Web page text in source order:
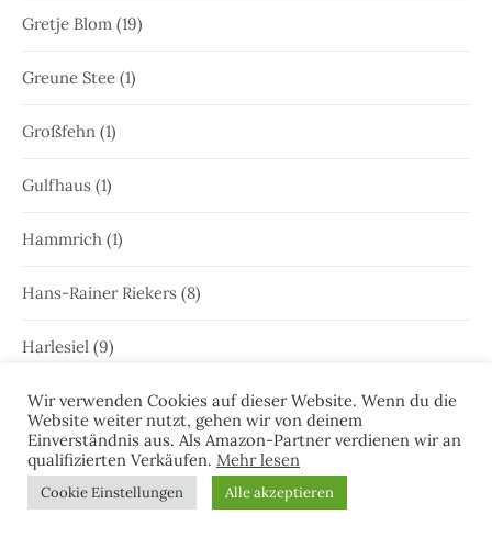
Gretje Blom (19)
Greune Stee (1)
Großfehn (1)
Gulfhaus (1)
Hammrich (1)
Hans-Rainer Riekers (8)
Harlesiel (9)
Hauke Holjansen(5)
Hedda Böttcher(23)
Henriette Honig(12)
Wir verwenden Cookies auf dieser Website. Wenn du die
Website weiter nutzt, gehen wir von deinem
Einverständnis aus. Als Amazon-Partner verdienen wir an
qualifizierten Verkäufen. Mehr lesen
Cookie Einstellungen Alle akzeptieren